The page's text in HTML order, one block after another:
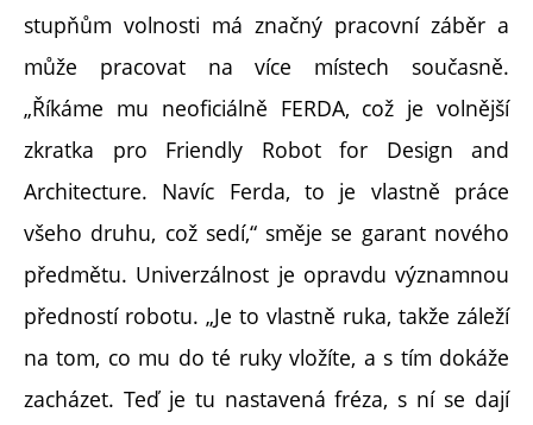
stupňům volnosti má značný pracovní záběr a
může pracovat na více místech současně.
„Říkáme mu neoficiálně FERDA, což je volnější
zkratka pro Friendly Robot for Design and
Architecture. Navíc Ferda, to je vlastně práce
všeho druhu, což sedí,“ směje se garant nového
předmětu. Univerzálnost je opravdu významnou
předností robotu. „Je to vlastně ruka, takže záleží
na tom, co mu do té ruky vložíte, a s tím dokáže
zacházet. Teď je tu nastavená fréza, s ní se dají